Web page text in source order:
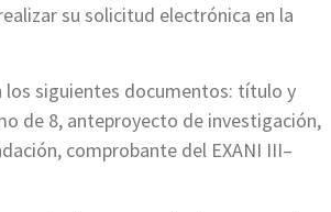
su solicitud electrónica en la
siguientes documentos: título y
de 8, anteproyecto de investigación,
comprobante del EXANI III–